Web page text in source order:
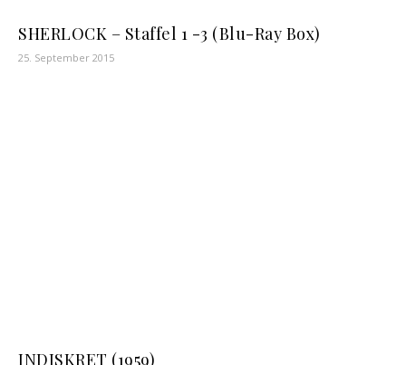
SHERLOCK – Staffel 1 -3 (Blu-Ray Box)
25. September 2015
INDISKRET (1959)